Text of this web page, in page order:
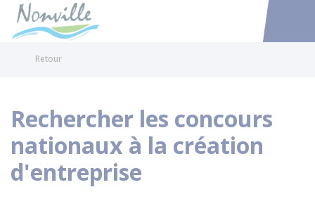
Accéder
Retour
Rechercher les concours
nationaux à la création
d'entreprise